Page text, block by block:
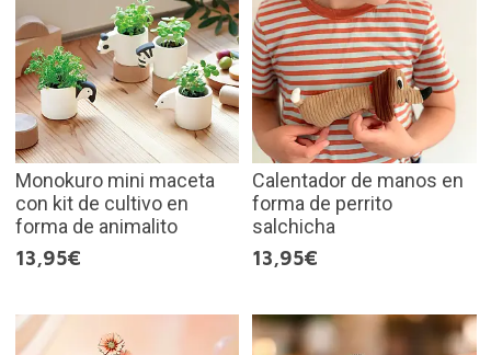
Monokuro mini maceta
con kit de cultivo en
forma de animalito
13,95€
Calentador de manos en
forma de perrito
salchicha
13,95€